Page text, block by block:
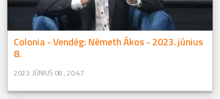
Colonia - Vendég: Németh Ákos - 2023. június
8.
2023. JÚNIUS 08., 20:47